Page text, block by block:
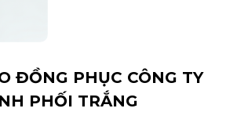
ĐỒNG PHỤC CÔNG TY
PHỐI TRẮNG